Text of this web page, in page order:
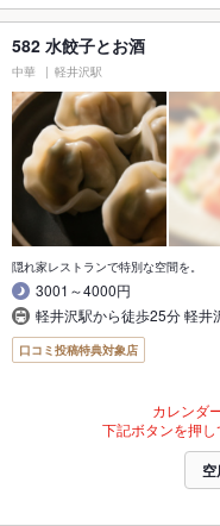
582 水餃子とお酒
中華 軽井沢駅
隠れ家レストランで特別な空間を。
3001～4000円
軽井沢駅から徒歩25分 軽井
口コミ投稿特典対象店
カレンダ
下記ボタンを押し